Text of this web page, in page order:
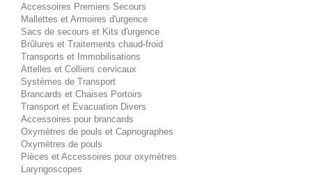
Accessoires Premiers Secours
Mallettes et Armoires d'urgence
Sacs de secours et Kits d'urgence
Brûlures et Traitements chaud-froid
Transports et Immobilisations
Attelles et Colliers cervicaux
Systèmes de Transport
Brancards et Chaises Portoirs
Transport et Evacuation Divers
Accessoires pour brancards
Oxymètres de pouls et Capnographes
Oxymètres de pouls
Pièces et Accessoires pour oxymètres
Laryngoscopes